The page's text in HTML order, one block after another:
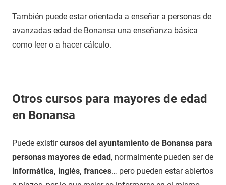
También puede estar orientada a enseñar a personas de
avanzadas edad de Bonansa una enseñanza básica
como leer o a hacer cálculo.
Otros cursos para mayores de edad
en Bonansa
Puede existircursos del ayuntamiento de Bonansa para
personas mayores de edad, normalmente pueden ser de
informática, inglés, frances… pero pueden estar abiertos